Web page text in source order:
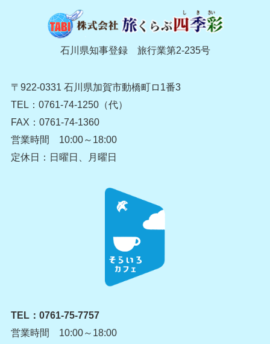
石川県知事登録 旅行業第2-235号
〒922-0331 石川県加賀市動橋町ロ1番3
TEL：0761-74-1250（代）
FAX：0761-74-1360
営業時間 10:00～18:00
定休日：日曜日、月曜日
TEL： 0761-75-7757
営業時間 10:00～18:00